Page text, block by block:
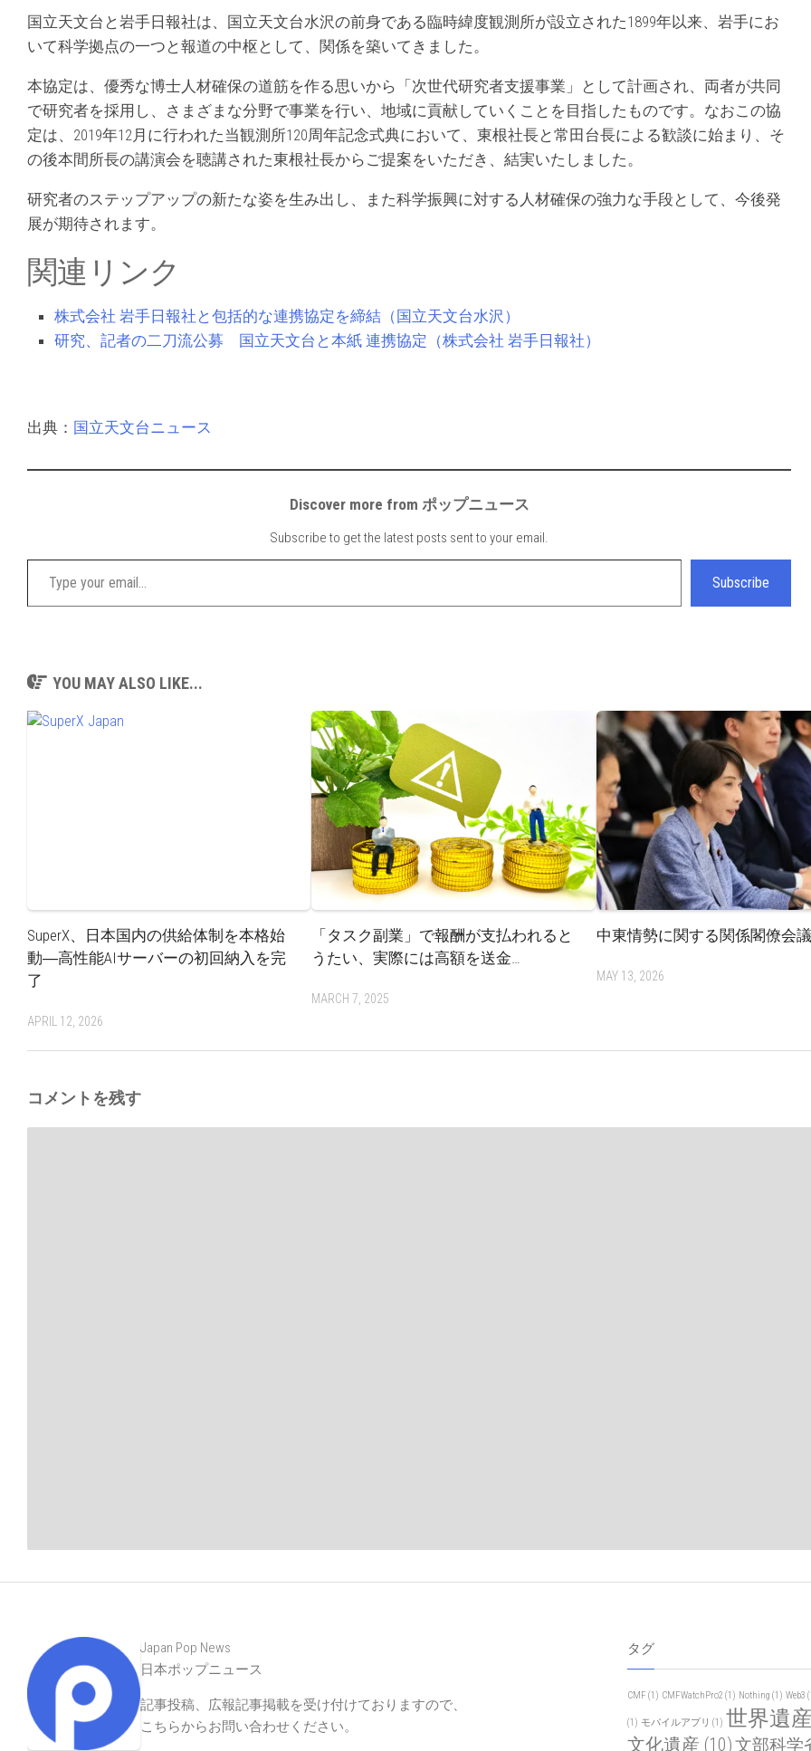
国立天文台と岩手日報社は、国立天文台水沢の前身である臨時緯度観測所が設立された1899年以来、岩手にお
いて科学拠点の一つと報道の中枢として、関係を築いてきました。
本協定は、優秀な博士人材確保の道筋を作る思いから「次世代研究者支援事業」として計画され、両者が共同
で研究者を採用し、さまざまな分野で事業を行い、地域に貢献していくことを目指したものです。なおこの協
定は、2019年12月に行われた当観測所120周年記念式典において、東根社長と常田台長による歓談に始まり、そ
の後本間所長の講演会を聴講された東根社長からご提案をいただき、結実いたしました。
研究者のステップアップの新たな姿を生み出し、また科学振興に対する人材確保の強力な手段として、今後発
展が期待されます。
関連リンク
株式会社 岩手日報社と包括的な連携協定を締結（国立天文台水沢）
研究、記者の二刀流公募 国立天文台と本紙 連携協定（株式会社 岩手日報社）
出典： 国立天文台ニュース
Discover more from ポップニュース
Subscribe to get the latest posts sent to your email.
Type your email…
Subscribe
YOU MAY ALSO LIKE...
SuperX、日本国内の供給体制を本格始
動―高性能AIサーバーの初回納入を完
了
APRIL 12, 2026
「タスク副業」で報酬が支払われると
うたい、実際には高額を送金…
MARCH 7, 2025
中東情勢に関する関係閣僚会議
MAY 13, 2026
コメントを残す
Japan Pop News
日本ポップニュース
記事投稿、広報記事掲載を受け付けておりますので、
こちらからお問い合わせください。
タグ
CMF (1) CMFWatchPro2 (1) Nothing (1) Web3
(1) モバイルアプリ (1) 世界遺
文化遺産 (10)文部科学